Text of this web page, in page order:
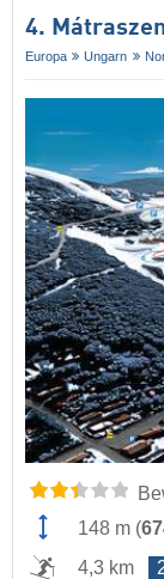
4.
Europa Ungarn
148 m (
4,3 km